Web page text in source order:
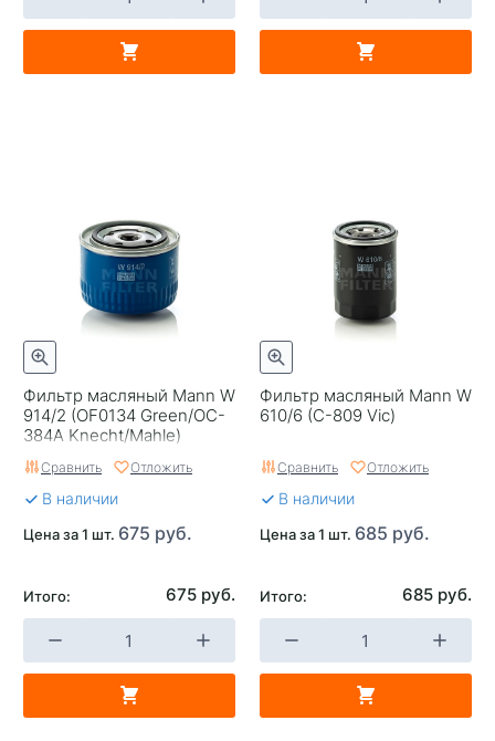
Фильтр масляный Mann W
914/2 (OF0134 Green/OC-
384A Knecht/Mahle)
ВАЗ-08/10
Сравнить Отложить
В наличии
Цена за 1 шт. 675 руб.
Итого: 675 руб.
Фильтр масляный Mann W
610/6 (C-809 Vic)
Сравнить Отложить
В наличии
Цена за 1 шт. 685 руб.
Итого: 685 руб.